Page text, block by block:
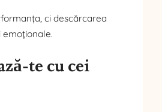
ci descărcarea
te cu cei